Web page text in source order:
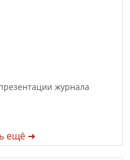
журнала
ещё ➜